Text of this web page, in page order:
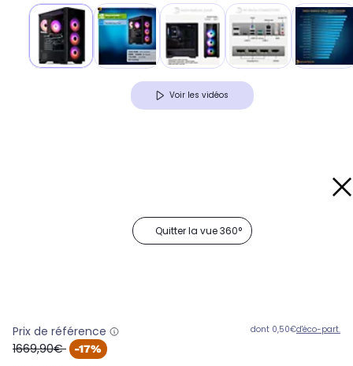
Voir les vidéos
Quitter la vue 360°
Prix de référence
oldPrice
1669,90€ -17%
dont 0,50€d'éco-part.